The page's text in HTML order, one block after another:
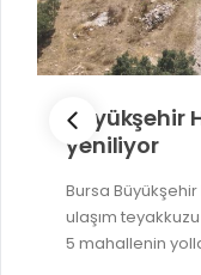
Fetih
Bursa
700’üncü yıl
düzenlediği ilçe